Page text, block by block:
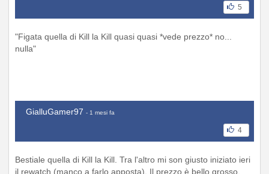
5
"Figata quella di Kill la Kill quasi quasi *vede prezzo* no...
nulla"
GialluGamer97 - 1 mesi fa
4
Bestiale quella di Kill la Kill. Tra l'altro mi son giusto iniziato ieri
il rewatch (manco a farlo apposta). Il prezzo è bello grosso,